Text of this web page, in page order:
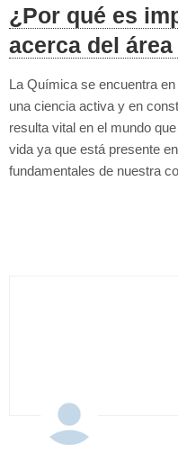
¿Por qué es
acerca del
La Química se encuentra
una ciencia activa y en
resulta vital en el mundo
vida ya que está presente
fundamentales de nuestra
increibles avances